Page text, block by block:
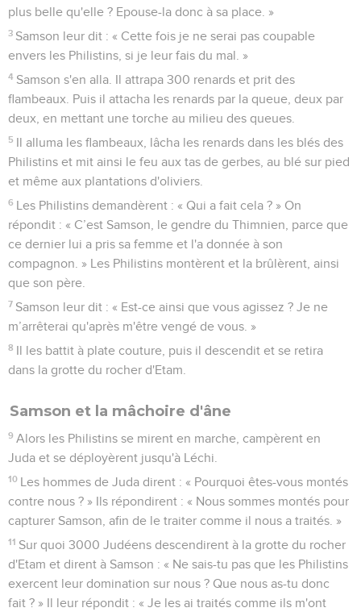
plus belle qu'elle ? Epouse-la donc à sa place. »
3 Samson leur dit : « Cette fois je ne serai pas coupable
envers les Philistins, si je leur fais du mal. »
4 Samson s'en alla. Il attrapa 300 renards et prit des
flambeaux. Puis il attacha les renards par la queue, deux par
deux, en mettant une torche au milieu des queues.
5 Il alluma les flambeaux, lâcha les renards dans les blés des
Philistins et mit ainsi le feu aux tas de gerbes, au blé sur pied
et même aux plantations d'oliviers.
6 Les Philistins demandèrent : « Qui a fait cela ? » On
répondit : « C’est Samson, le gendre du Thimnien, parce que
ce dernier lui a pris sa femme et l'a donnée à son
compagnon. » Les Philistins montèrent et la brûlèrent, ainsi
que son père.
7 Samson leur dit : « Est-ce ainsi que vous agissez ? Je ne
m’arrêterai qu'après m'être vengé de vous. »
8 Il les battit à plate couture, puis il descendit et se retira
dans la grotte du rocher d'Etam.
Samson et la mâchoire d'âne
9 Alors les Philistins se mirent en marche, campèrent en
Juda et se déployèrent jusqu'à Léchi.
10 Les hommes de Juda dirent : « Pourquoi êtes-vous montés
contre nous ? » Ils répondirent : « Nous sommes montés pour
capturer Samson, afin de le traiter comme il nous a traités. »
11 Sur quoi 3000 Judéens descendirent à la grotte du rocher
d'Etam et dirent à Samson : « Ne sais-tu pas que les Philistins
exercent leur domination sur nous ? Que nous as-tu donc
fait ? » Il leur répondit : « Je les ai traités comme ils m'ont